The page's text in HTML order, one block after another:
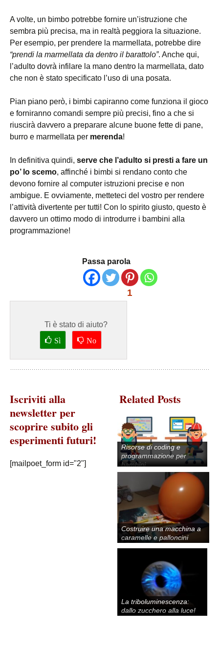
A volte, un bimbo potrebbe fornire un’istruzione che
sembra più precisa, ma in realtà peggiora la situazione.
Per esempio, per prendere la marmellata, potrebbe dire
“prendi la marmellata da dentro il barattolo”. Anche qui,
l’adulto dovrà infilare la mano dentro la marmellata, dato
che non è stato specificato l’uso di una posata.
Pian piano però, i bimbi capiranno come funziona il gioco
e forniranno comandi sempre più precisi, fino a che si
riuscirà davvero a preparare alcune buone fette di pane,
burro e marmellata per merenda!
In definitiva quindi, serve che l’adulto si presti a fare un
po’ lo scemo, affinché i bimbi si rendano conto che
devono fornire al computer istruzioni precise e non
ambigue. E ovviamente, metteteci del vostro per rendere
l’attività divertente per tutti! Con lo spirito giusto, questo è
davvero un ottimo modo di introdurre i bambini alla
programmazione!
Passa parola
1
Ti è stato di aiuto?
Sì No
Iscriviti alla
newsletter per
scoprire subito gli
esperimenti futuri!
[mailpoet_form id="2"]
Related Posts
Risorse di coding e
programmazione per
bambini
Costruire una macchina a
caramelle e palloncini
La triboluminescenza:
dallo zucchero alla luce!